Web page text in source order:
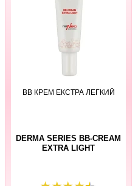
BB КРЕМ ЕКСТРА ЛЕГКИЙ
DERMA SERIES BB-CREAM
EXTRA LIGHT